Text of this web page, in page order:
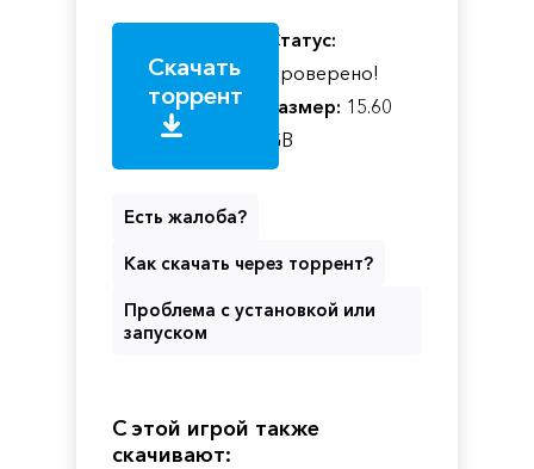
Скачать
торрент
Статус:
Проверено!
Размер: 15.60
GB
Есть жалоба?
Как скачать через торрент?
Проблема с установкой или
запуском
С этой игрой также
скачивают: